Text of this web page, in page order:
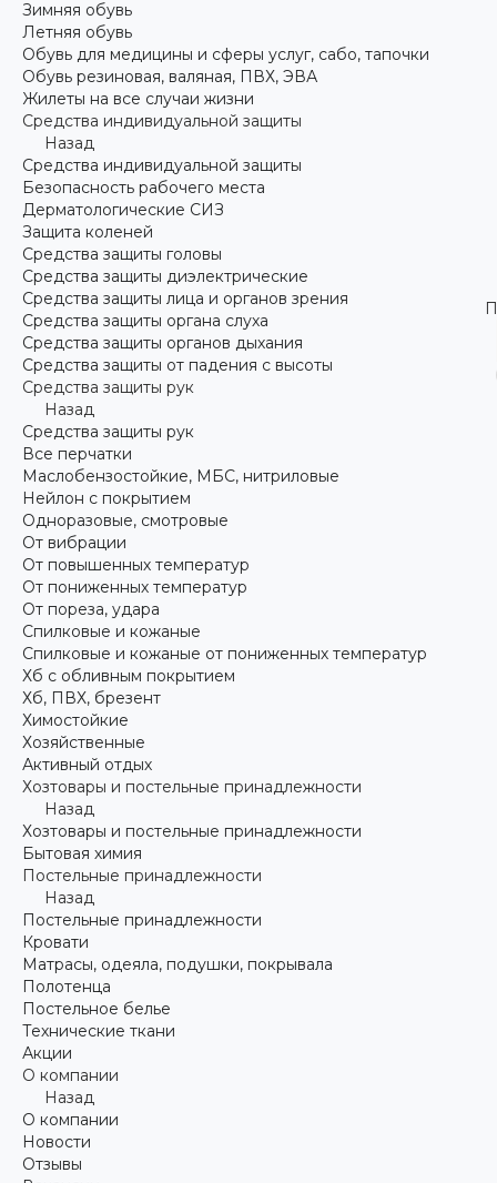
Зимняя обувь
Летняя обувь
Обувь для медицины и сферы услуг, сабо, тапочки
Обувь резиновая, валяная, ПВХ, ЭВА
Жилеты на все случаи жизни
Средства индивидуальной защиты
Назад
Средства индивидуальной защиты
Безопасность рабочего места
Дерматологические СИЗ
Защита коленей
Средства защиты головы
Средства защиты диэлектрические
Средства защиты лица и органов зрения
Средства защиты органа слуха
Средства защиты органов дыхания
Средства защиты от падения с высоты
Средства защиты рук
Назад
Средства защиты рук
Все перчатки
Маслобензостойкие, МБС, нитриловые
Нейлон с покрытием
Одноразовые, смотровые
От вибрации
От повышенных температур
От пониженных температур
От пореза, удара
Спилковые и кожаные
Спилковые и кожаные от пониженных температур
Хб с обливным покрытием
Хб, ПВХ, брезент
Химостойкие
Хозяйственные
Активный отдых
Хозтовары и постельные принадлежности
Назад
Хозтовары и постельные принадлежности
Бытовая химия
Постельные принадлежности
Назад
Постельные принадлежности
Кровати
Матрасы, одеяла, подушки, покрывала
Полотенца
Постельное белье
Технические ткани
Акции
О компании
Назад
О компании
Новости
Отзывы